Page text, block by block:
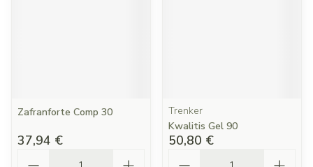
Zafranforte Comp 30
37,94 €
Trenker
Kwalitis Gel 90
50,80 €